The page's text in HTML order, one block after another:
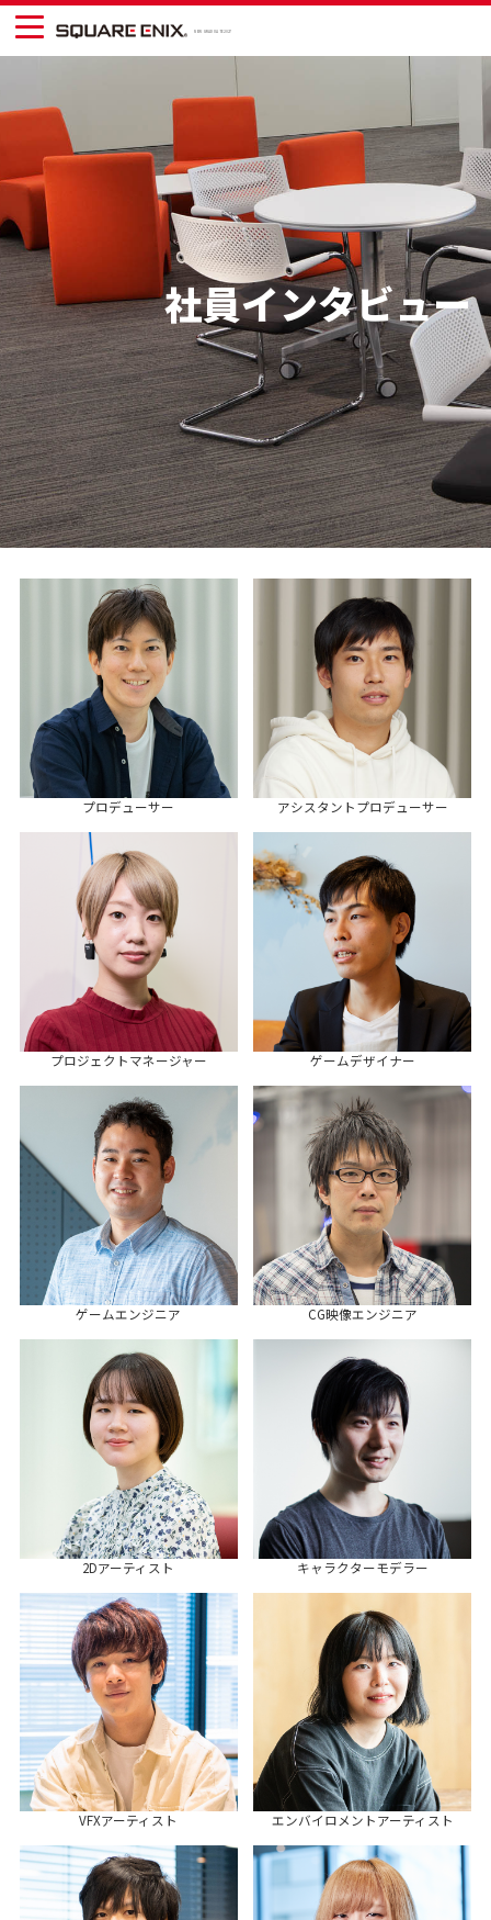
NEW GRADUATE 2027
社員インタビュー
プロデューサー アシスタントプロデューサー
プロジェクトマネージャー ゲームデザイナー
ゲームエンジニア CG映像エンジニア
2Dアーティスト キャラクターモデラー
VFXアーティスト エンバイロメントアーティスト